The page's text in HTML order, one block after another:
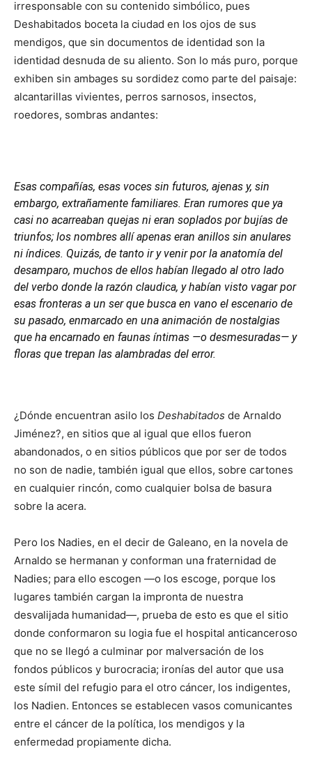
irresponsable con su contenido simbólico, pues
Deshabitados boceta la ciudad en los ojos de sus
mendigos, que sin documentos de identidad son la
identidad desnuda de su aliento. Son lo más puro, porque
exhiben sin ambages su sordidez como parte del paisaje:
alcantarillas vivientes, perros sarnosos, insectos,
roedores, sombras andantes:
Esas compañías, esas voces sin futuros, ajenas y, sin
embargo, extrañamente familiares. Eran rumores que ya
casi no acarreaban quejas ni eran soplados por bujías de
triunfos; los nombres allí apenas eran anillos sin anulares
ni índices. Quizás, de tanto ir y venir por la anatomía del
desamparo, muchos de ellos habían llegado al otro lado
del verbo donde la razón claudica, y habían visto vagar por
esas fronteras a un ser que busca en vano el escenario de
su pasado, enmarcado en una animación de nostalgias
que ha encarnado en faunas íntimas —o desmesuradas— y
floras que trepan las alambradas del error.
¿Dónde encuentran asilo los Deshabitados de Arnaldo
Jiménez?, en sitios que al igual que ellos fueron
abandonados, o en sitios públicos que por ser de todos
no son de nadie, también igual que ellos, sobre cartones
en cualquier rincón, como cualquier bolsa de basura
sobre la acera.
Pero los Nadies, en el decir de Galeano, en la novela de
Arnaldo se hermanan y conforman una fraternidad de
Nadies; para ello escogen —o los escoge, porque los
lugares también cargan la impronta de nuestra
desvalijada humanidad—, prueba de esto es que el sitio
donde conformaron su logia fue el hospital anticanceroso
que no se llegó a culminar por malversación de los
fondos públicos y burocracia; ironías del autor que usa
este símil del refugio para el otro cáncer, los indigentes,
los Nadien. Entonces se establecen vasos comunicantes
entre el cáncer de la política, los mendigos y la
enfermedad propiamente dicha.